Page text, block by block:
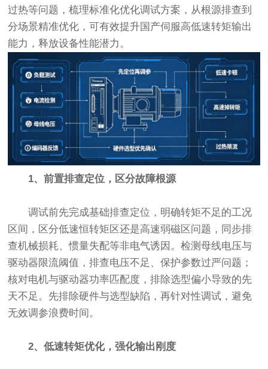
过热等问题，梳理标准化优化调试方案，从根源排查到
分场景精准优化，可有效提升国产伺服高低速转矩输出
能力，释放设备性能潜力。
1、前置排查定位，区分故障根源
调试前先完成基础排查定位，明确转矩不足的工况
区间，区分低速恒转矩区还是高速弱磁区问题，同步排
查机械损耗、惯量失配等非电气诱因。检测母线电压与
驱动器限流阈值，排查电压不足、保护参数过严问题；
核对电机与驱动器功率匹配度，排除选型偏小导致的先
天不足。先排除硬件与选型缺陷，再针对性调试，避免
无效调参浪费时间。
2、低速转矩优化，强化输出刚度